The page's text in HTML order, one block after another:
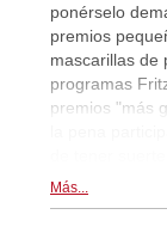
ponérselo
premios
mascarillas de
programas
premios "más
Más...